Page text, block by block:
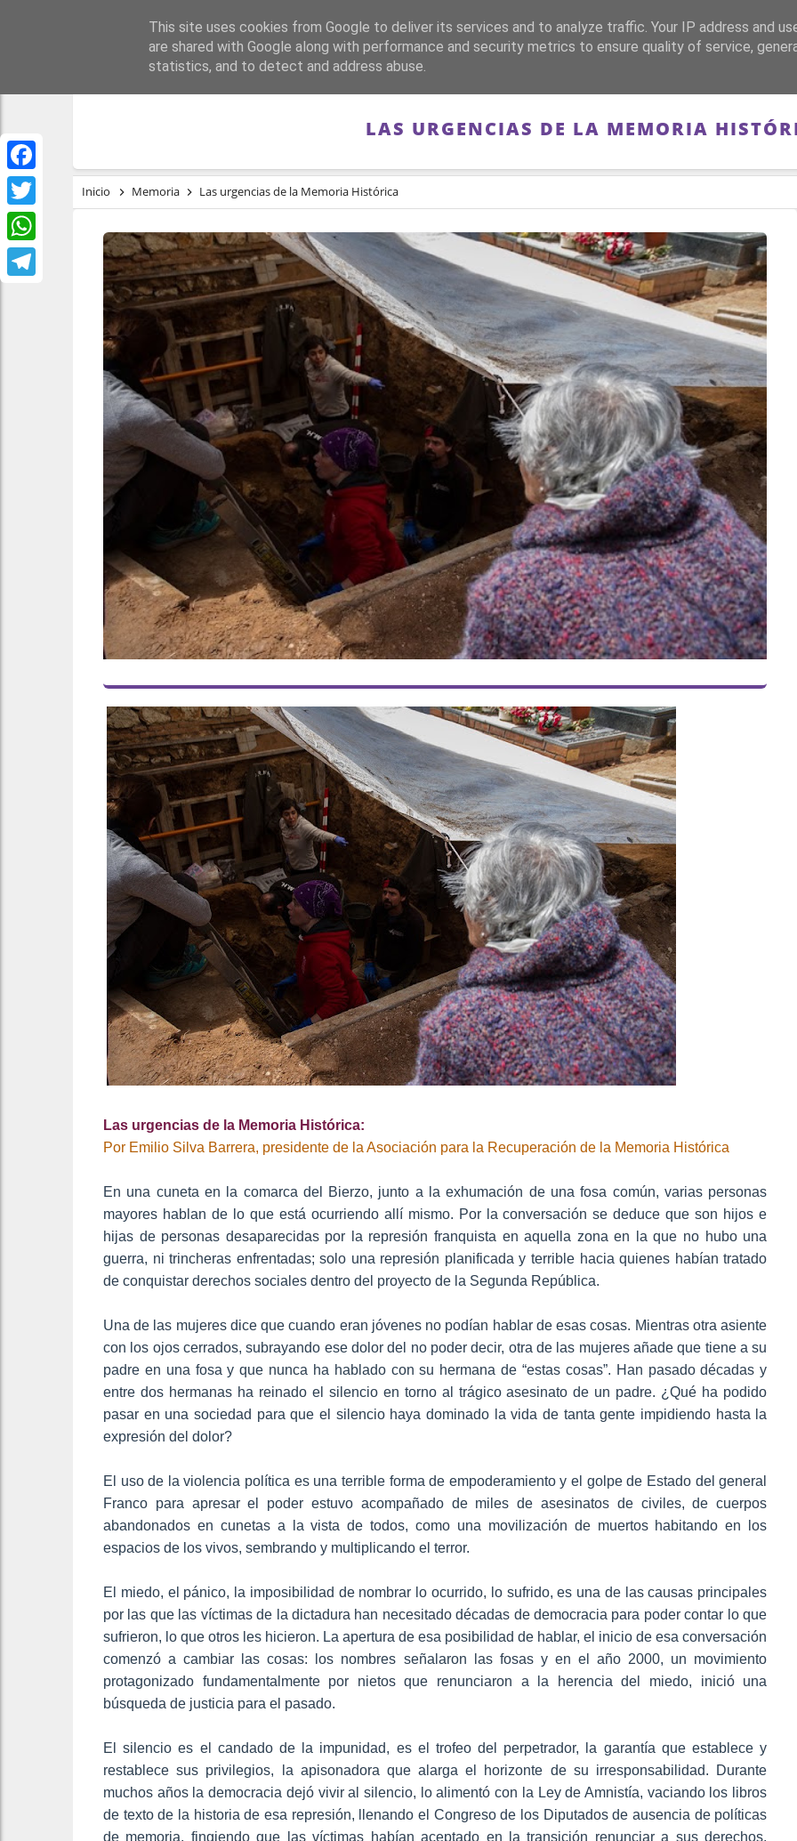
Facebook
Twitter
WhatsApp
PORTADA REPÚBLICA FRANQUISMO GUERRA DE ESPAÑA MEMORIA
LAS URGENCIAS DE LA MEMORIA
Inicio Memoria Las urgencias de la Memoria Histórica
Las urgencias de la Memoria Histórica:
Por Emilio Silva Barrera, presidente de la Asociación para la Recuperación de la Memoria Histórica
En una cuneta en la comarca del Bierzo, junto a la exhumación de una fosa común, varias personas
mayores hablan de lo que está ocurriendo allí mismo. Por la conversación se deduce que son hijos e
hijas de personas desaparecidas por la represión franquista en aquella zona en la que no hubo una
guerra, ni trincheras enfrentadas; solo una represión planificada y terrible hacia quienes habían tratado
de conquistar derechos sociales dentro del proyecto de la Segunda República.
Una de las mujeres dice que cuando eran jóvenes no podían hablar de esas cosas. Mientras otra asiente
con los ojos cerrados, subrayando ese dolor del no poder decir, otra de las mujeres añade que tiene a su
padre en una fosa y que nunca ha hablado con su hermana de “estas cosas”. Han pasado décadas y
entre dos hermanas ha reinado el silencio en torno al trágico asesinato de un padre. ¿Qué ha podido
pasar en una sociedad para que el silencio haya dominado la vida de tanta gente impidiendo hasta la
expresión del dolor?
El uso de la violencia política es una terrible forma de empoderamiento y el golpe de Estado del general
Franco para apresar el poder estuvo acompañado de miles de asesinatos de civiles, de cuerpos
abandonados en cunetas a la vista de todos, como una movilización de muertos habitando en los
espacios de los vivos, sembrando y multiplicando el terror.
El miedo, el pánico, la imposibilidad de nombrar lo ocurrido, lo sufrido, es una de las causas principales
por las que las víctimas de la dictadura han necesitado décadas de democracia para poder contar lo que
sufrieron, lo que otros les hicieron. La apertura de esa posibilidad de hablar, el inicio de esa conversación
comenzó a cambiar las cosas: los nombres señalaron las fosas y en el año 2000, un movimiento
protagonizado fundamentalmente por nietos que renunciaron a la herencia del miedo, inició una
búsqueda de justicia para el pasado.
El silencio es el candado de la impunidad, es el trofeo del perpetrador, la garantía que establece y
restablece sus privilegios, la apisonadora que alarga el horizonte de su irresponsabilidad. Durante
muchos años la democracia dejó vivir al silencio, lo alimentó con la Ley de Amnistía, vaciando los libros
de texto de la historia de esa represión, llenando el Congreso de los Diputados de ausencia de políticas
de memoria, fingiendo que las víctimas habían aceptado en la transición renunciar a sus derechos,
This site uses cookies from Google to deliver its services and to analyze traffic. Your IP address and
are shared with Google along with performance and security metrics to ensure quality of service,
statistics, and to detect and address abuse.